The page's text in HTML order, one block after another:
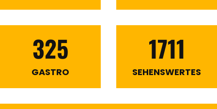
325
GASTRO
1711
SEHENSWERTES